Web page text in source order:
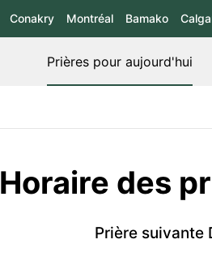
Conakry Montréal Bamako
Prières pour aujourd'hui
Horaire des
Prière suivante